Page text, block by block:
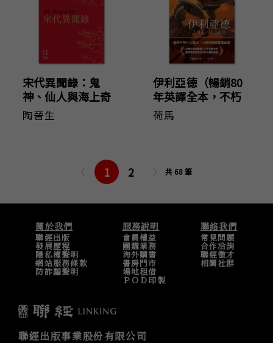
宋代異聞錄：鬼
神、仙人與海上奇
遇
陶晉生
伊利亞德（暢銷80
年英譯全本，不朽
中譯珍藏經典）
荷馬
1 2 共 68 筆
關於我們
聯經出版
發展歷程
隱私權聲明
網站服務條款
防詐騙聲明
服務說明
會員權益
團購業務
海外購書
書房門市
場地租借
ＰＯＤ印製
聯絡我們
常見問題
合作洽詢
聯經徵才
相關社群
聯經出版事業股份有限公司